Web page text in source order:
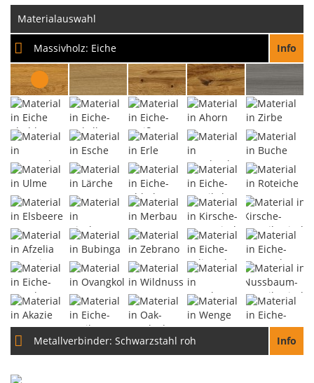
Materialauswahl
Massivholz: Eiche Info
Metallverbinder: Schwarzstahl roh Info